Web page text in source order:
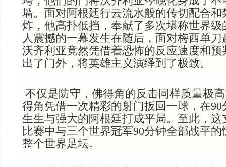
墙。面对阿根廷行云流水般的传切配合和
炸，他高扑低挡，奉献了多次堪称世界
人震撼的一幕发生在随后，面对梅西单
沃齐利亚竟然凭借着恐怖的反应速度和
出了门外，将英雄主义演绎到了极致。
不仅是防守，佛得角的反击同样质量极
得角凭借一次精彩的射门扳回一球，在
生生与强大的阿根廷打成平局。至此，这
比赛中与三个世界冠军90分钟全部战平
整个世界足坛。